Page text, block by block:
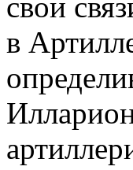
свои
в